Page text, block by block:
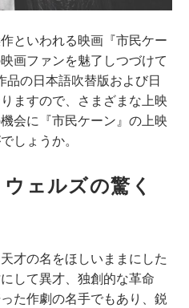
といわれる映画『市民ケー
画ファンを魅了しつづけて
品の日本語吹替版および日
ますので、さまざまな上映
会に『市民ケーン』の上映
しょうか。
ェルズの驚く
才の名をほしいままにした
して異才、独創的な革命
た作劇の名手でもあり、鋭